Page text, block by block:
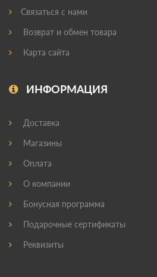
Связаться с нами
Возврат и обмен товара
Карта сайта
ИНФОРМАЦИЯ
Доставка
Магазины
Оплата
О компании
Бонусная программа
Подарочные сертификаты
Реквизиты